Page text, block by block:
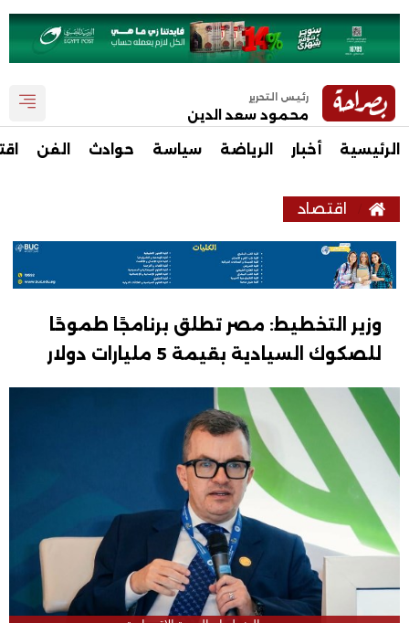
رئيس التحرير
محمود سعد الدين
الرئيسية أخبار الرياضة سياسة حوادث الفن
اقتصاد
وزير التخطيط: مصر تطلق برنامجًا طموحًا
للصكوك السيادية بقيمة 5 مليارات دولار